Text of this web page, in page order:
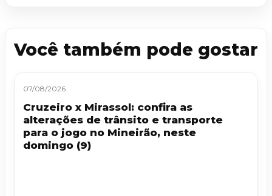
Você também pode gostar
07/08/2026
Cruzeiro x Mirassol: confira as
alterações de trânsito e transporte
para o jogo no Mineirão, neste
domingo (9)